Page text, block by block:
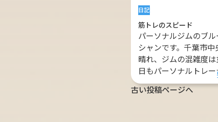
日記
筋トレのスピード
パーソナルジムのブ
シャンです。千葉市中
晴れ、ジムの混雑度
日もパーソナルトレー
古い投稿ページへ